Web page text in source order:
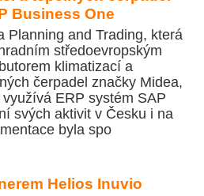
Business One
Planning and Trading, která
středoevropským
klimatizací a
čerpadel značky Midea,
využívá ERP systém SAP
svých aktivit v Česku i na
byla spo
Helios Inuvio